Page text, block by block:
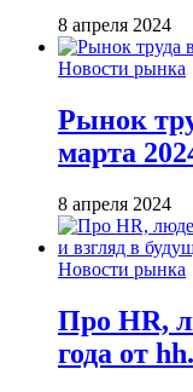
8 апреля 2024
Новости рынка
Рынок
марта
8 апреля 2024
Новости рынка
Про HR,
года от